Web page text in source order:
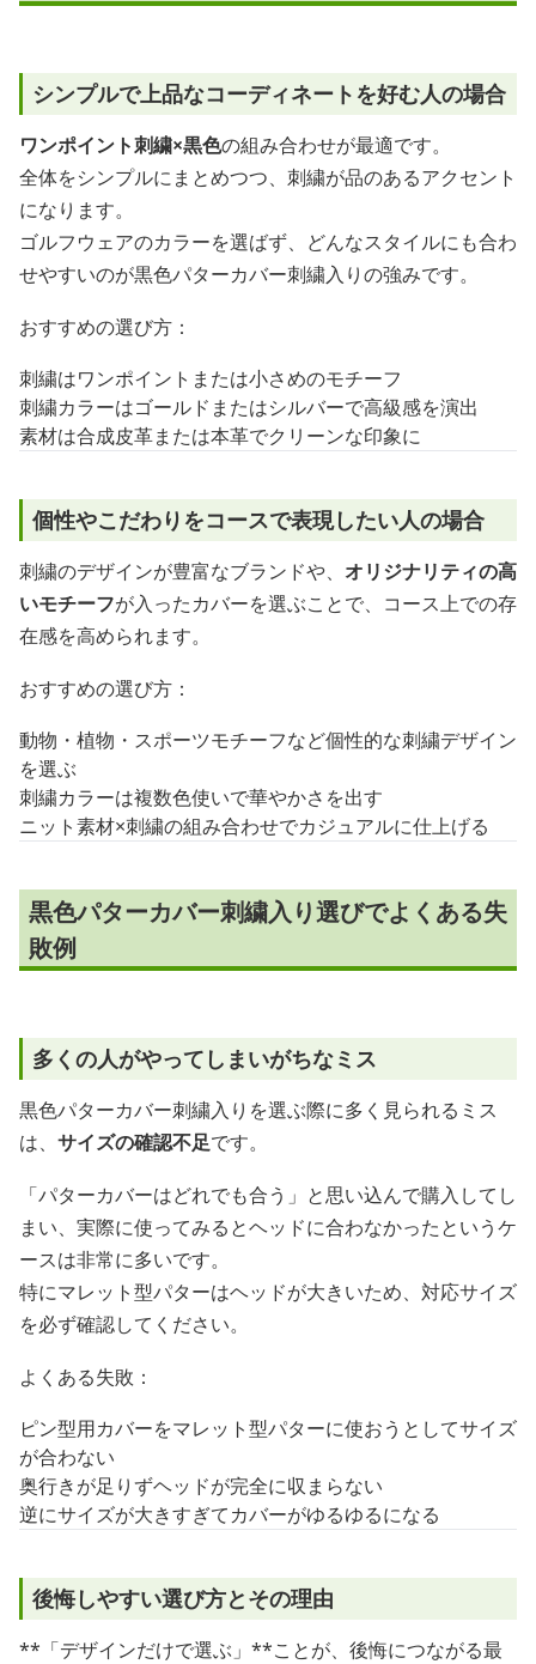
シンプルで上品なコーディネートを好む人の場合
ワンポイント刺繍×黒色の組み合わせが最適です。
全体をシンプルにまとめつつ、刺繍が品のあるアクセント
になります。
ゴルフウェアのカラーを選ばず、どんなスタイルにも合わ
せやすいのが黒色パターカバー刺繍入りの強みです。
おすすめの選び方：
刺繍はワンポイントまたは小さめのモチーフ
刺繍カラーはゴールドまたはシルバーで高級感を演出
素材は合成皮革または本革でクリーンな印象に
個性やこだわりをコースで表現したい人の場合
刺繍のデザインが豊富なブランドや、 オリジナリティの高
いモチーフが入ったカバーを選ぶことで、コース上での存
在感を高められます。
おすすめの選び方：
動物・植物・スポーツモチーフなど個性的な刺繍デザイン
を選ぶ
刺繍カラーは複数色使いで華やかさを出す
ニット素材×刺繍の組み合わせでカジュアルに仕上げる
黒色パターカバー刺繍入り選びでよくある失
敗例
多くの人がやってしまいがちなミス
黒色パターカバー刺繍入りを選ぶ際に多く見られるミス
は、 サイズの確認不足です。
「パターカバーはどれでも合う」と思い込んで購入してし
まい、実際に使ってみるとヘッドに合わなかったというケ
ースは非常に多いです。
特にマレット型パターはヘッドが大きいため、対応サイズ
を必ず確認してください。
よくある失敗：
ピン型用カバーをマレット型パターに使おうとしてサイズ
が合わない
奥行きが足りずヘッドが完全に収まらない
逆にサイズが大きすぎてカバーがゆるゆるになる
後悔しやすい選び方とその理由
**「デザインだけで選ぶ」**ことが、後悔につながる最